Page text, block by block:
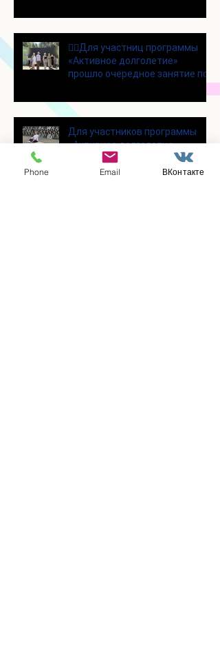
👯‍♀️Для участниц программы
«Активное долголетие»
прошло очередное занятие по
Для участников программы
«Активное долголетие»
прошло очередное занятие по
Phone Email ВКонтакте